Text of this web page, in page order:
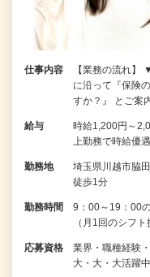
仕事内容
【業務の流れ】
に沿って『保険
すか？』 とご案
給与
時給1,200円～
上勤務で時給優遇
勤務地
埼玉県川越市脇
徒歩1分
勤務時間
9：00～19：00
（月1回のシフ
応募資格
業界・職種経験
大・大・大活躍